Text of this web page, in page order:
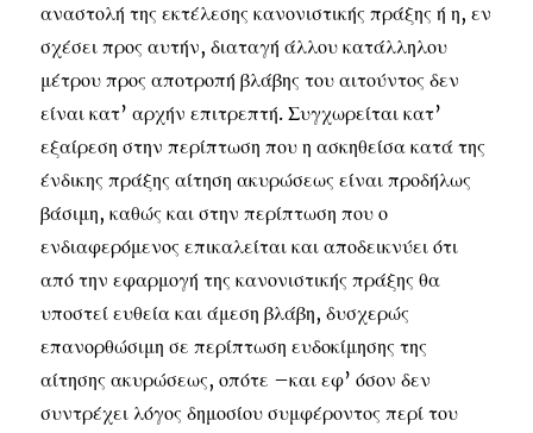
αναστολή της εκτέλεσης κανονιστικής πράξης ή η, εν
σχέσει προς αυτήν, διαταγή άλλου κατάλληλου
μέτρου προς αποτροπή βλάβης του αιτούντος δεν
είναι κατ’ αρχήν επιτρεπτή. Συγχωρείται κατ’
εξαίρεση στην περίπτωση που η ασκηθείσα κατά της
ένδικης πράξης αίτηση ακυρώσεως είναι προδήλως
βάσιμη, καθώς και στην περίπτωση που ο
ενδιαφερόμενος επικαλείται και αποδεικνύει ότι
από την εφαρμογή της κανονιστικής πράξης θα
υποστεί ευθεία και άμεση βλάβη, δυσχερώς
επανορθώσιμη σε περίπτωση ευδοκίμησης της
αίτησης ακυρώσεως, οπότε –και εφ’ όσον δεν
συντρέχει λόγος δημοσίου συμφέροντος περί του